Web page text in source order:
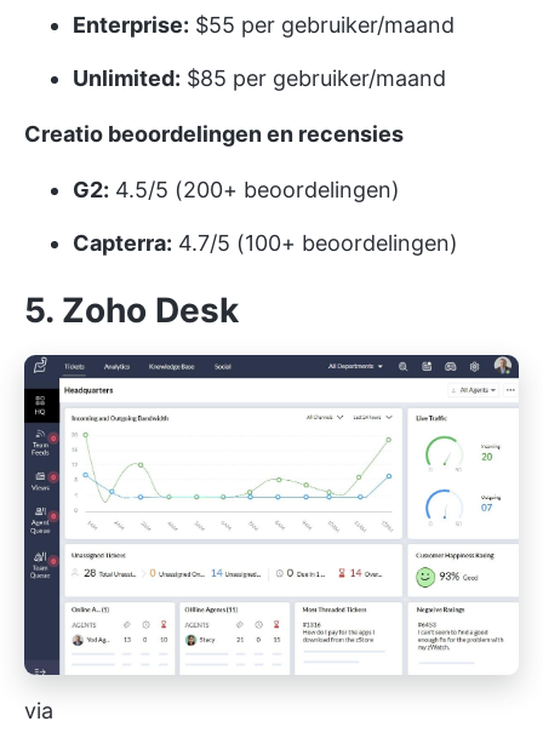
Enterprise: $55 per gebruiker/maand
Unlimited: $85 per gebruiker/maand
Creatio beoordelingen en recensies
G2: 4.5/5 (200+ beoordelingen)
Capterra: 4.7/5 (100+ beoordelingen)
5. Zoho Desk
via